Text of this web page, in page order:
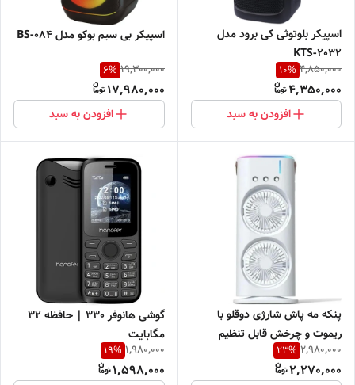
اسپیکر بلوتوثی کی برود مدل
KTS-2032
4,850,000
10%
4,350,000
افزودن به سبد
اسپیکر بی سیم بوکو مدل BS-084
19,300,000
6%
17,980,000
افزودن به سبد
پنکه مه پاش شارژی دوقلو با
ریموت و چرخش قابل تنظیم
2,980,000
23%
2,270,000
گوشی هانوفر 330 | حافظه 32
مگابایت
1,980,000
19%
1,598,000